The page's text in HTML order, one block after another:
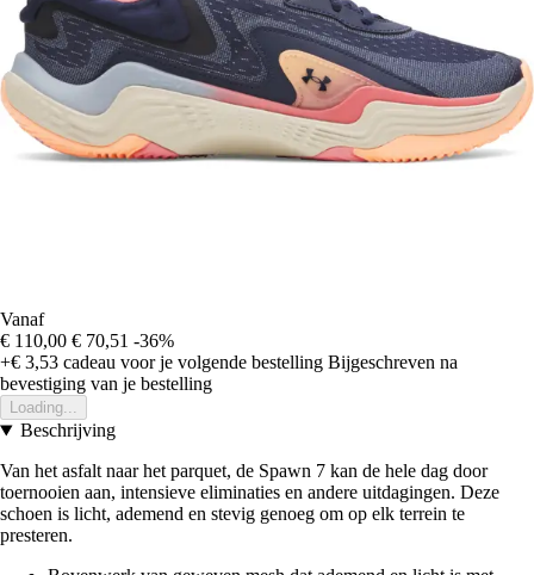
Vanaf
€ 110,00 € 70,51 -36%
+€ 3,53 cadeau voor je volgende bestelling Bijgeschreven na
bevestiging van je bestelling
Loading...
Beschrijving
Van het asfalt naar het parquet, de Spawn 7 kan de hele dag door
toernooien aan, intensieve eliminaties en andere uitdagingen. Deze
schoen is licht, ademend en stevig genoeg om op elk terrein te
presteren.